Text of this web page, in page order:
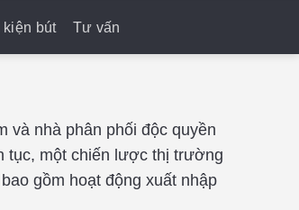
kiện bút Tư vấn
và nhà phân phối độc quyền
tục, một chiến lược thị trường
gồm hoạt động xuất nhập